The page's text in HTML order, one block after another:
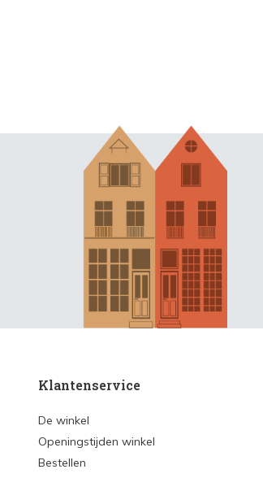
Klantenservice
De winkel
Openingstijden winkel
Bestellen